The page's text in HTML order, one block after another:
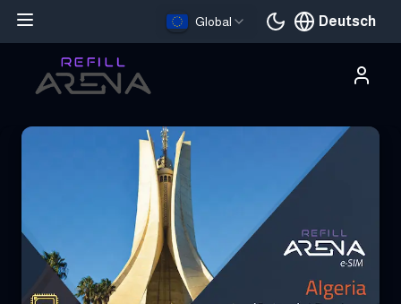
Global Deutsch
Aktuelle Sprache